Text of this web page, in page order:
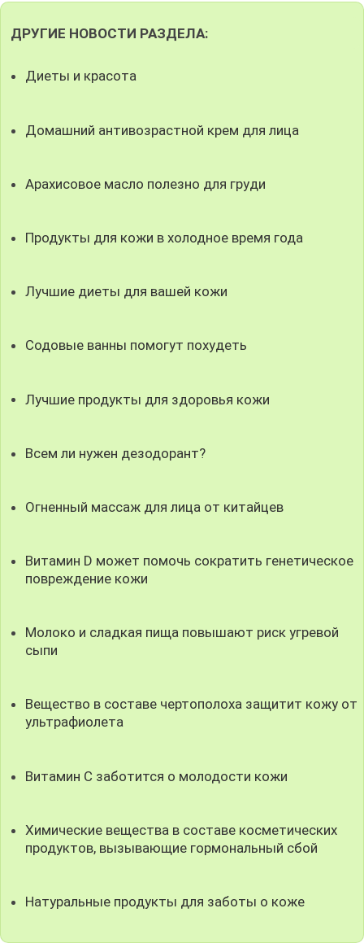
ДРУГИЕ НОВОСТИ РАЗДЕЛА:
Диеты и красота
Домашний антивозрастной крем для лица
Арахисовое масло полезно для груди
Продукты для кожи в холодное время года
Лучшие диеты для вашей кожи
Содовые ванны помогут похудеть
Лучшие продукты для здоровья кожи
Всем ли нужен дезодорант?
Огненный массаж для лица от китайцев
Витамин D может помочь сократить генетическое
повреждение кожи
Молоко и сладкая пища повышают риск угревой
сыпи
Вещество в составе чертополоха защитит кожу от
ультрафиолета
Витамин С заботится о молодости кожи
Химические вещества в составе косметических
продуктов, вызывающие гормональный сбой
Натуральные продукты для заботы о коже